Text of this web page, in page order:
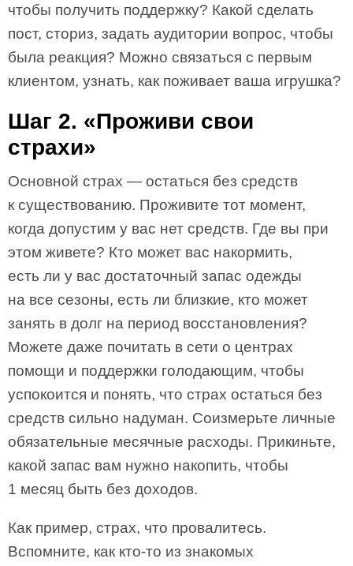
чтобы получить поддержку? Какой сделать
пост, сториз, задать аудитории вопрос, чтобы
была реакция? Можно связаться с первым
клиентом, узнать, как поживает ваша игрушка?
Шаг 2. «Проживи свои
страхи»
Основной страх — остаться без средств
к существованию. Проживите тот момент,
когда допустим у вас нет средств. Где вы при
этом живете? Кто может вас накормить,
есть ли у вас достаточный запас одежды
на все сезоны, есть ли близкие, кто может
занять в долг на период восстановления?
Можете даже почитать в сети о центрах
помощи и поддержки голодающим, чтобы
успокоится и понять, что страх остаться без
средств сильно надуман. Соизмерьте личные
обязательные месячные расходы. Прикиньте,
какой запас вам нужно накопить, чтобы
1 месяц быть без доходов.
Как пример, страх, что провалитесь.
Вспомните, как кто-то из знакомых